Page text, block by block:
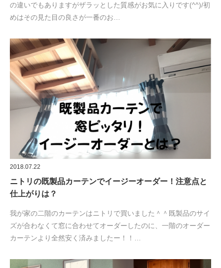
の違いでもありますがザラッとした質感がお気に入りです(^^)/初
めはその見た目の良さが一番のお…
2018.07.22
ニトリの既製品カーテンでイージーオーダー！注意点と
仕上がりは？
我が家の二階のカーテンはニトリで買いました＾＾既製品のサイ
ズが合わなくて窓に合わせてオーダーしたのに、一階のオーダー
カーテンより全然安く済みましたー！！…